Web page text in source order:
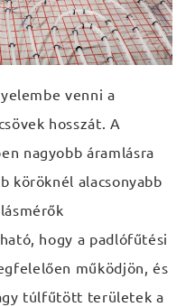
venni a
hosszát. A
nagyobb áramlásra
köröknél alacsonyabb
hogy a padlófűtési
működjön, és
túlfűtött területek a